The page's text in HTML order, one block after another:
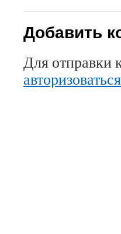
Добавить
Для отправки
авторизоваться